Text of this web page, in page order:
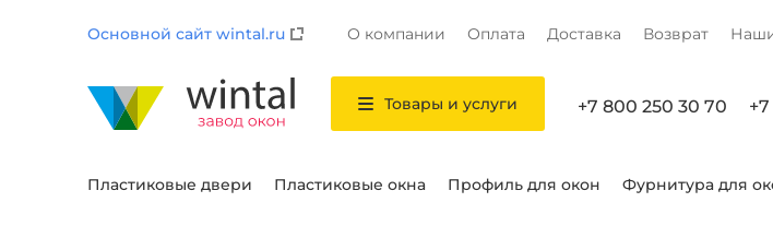
Основной сайт wintal.ru О компании Оплата Доставка Возврат
Товары и услуги +7 800 250 30 70
Пластиковые двери Пластиковые окна Профиль для окон Фурнитура для